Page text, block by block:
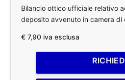
Bilancio ottico ufficiale relativo
deposito avvenuto in camera di
€ 7,90 iva esclusa